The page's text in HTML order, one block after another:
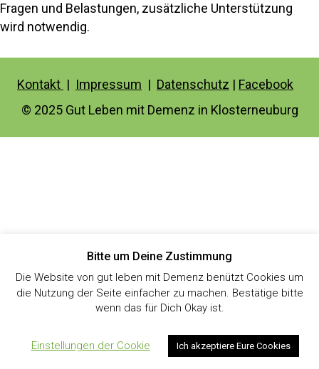
Fragen und Belastungen, zusätzliche Unterstützung
wird notwendig.
Kontakt | Impressum | Datenschutz | Facebook
© 2025 Gut Leben mit Demenz in Klosterneuburg
Bitte um Deine Zustimmung
Die Website von gut leben mit Demenz benützt Cookies um
die Nutzung der Seite einfacher zu machen. Bestätige bitte
wenn das für Dich Okay ist.
Einstellungen der Cookie Ich akzeptiere Eure Cookies